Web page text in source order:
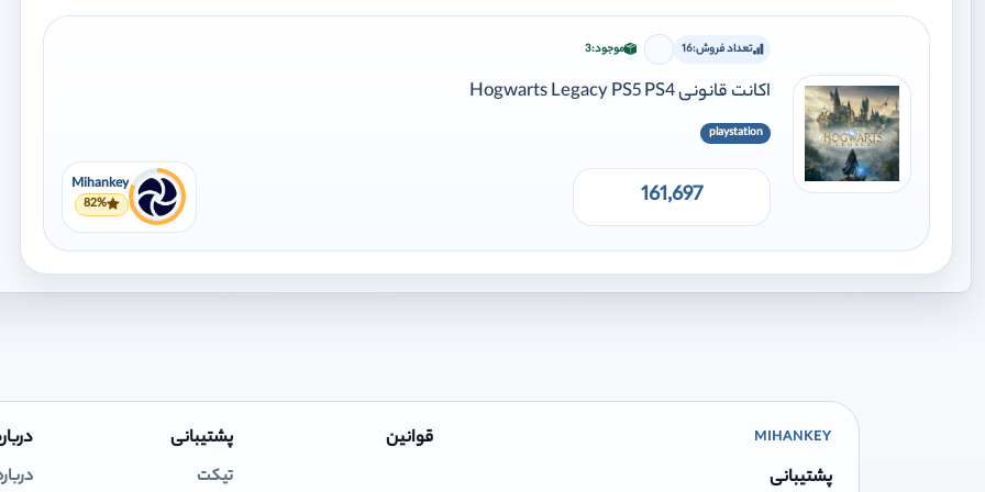
تعداد فروش:16 برای افزودن وارد شوید
موجود:3
اکانت قانونی Hogwarts Legacy PS5 PS4
playstation
161,697
Mihankey
82%
MIHANKEY
پشتیبانی
قوانین پشتیبانی
تیکت